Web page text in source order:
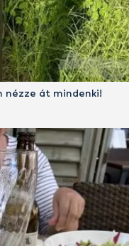
nézze át mindenki!